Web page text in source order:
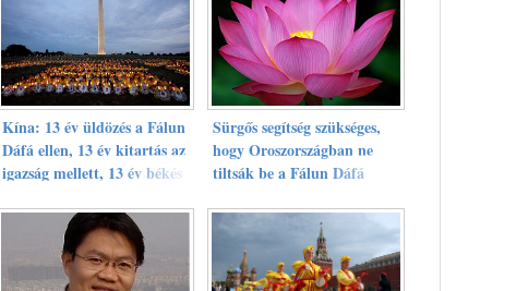
Kína: 13 év üldözés a Fálun
Dáfá ellen, 13 év kitartás az
igazság mellett, 13 év békés
Sürgős segítség szükséges,
hogy Oroszországban ne
tiltsák be a Fálun Dáfá